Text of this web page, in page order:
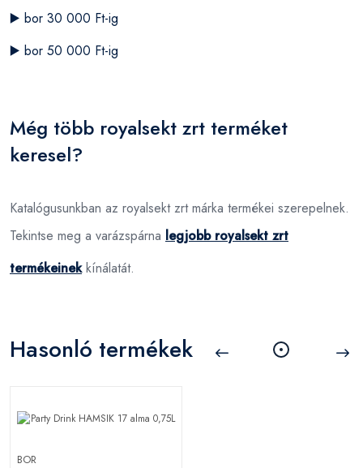
▶️ bor 30 000 Ft-ig
▶️ bor 50 000 Ft-ig
Még több royalsekt zrt terméket
keresel?
Katalógusunkban az royalsekt zrt márka termékei szerepelnek.
Tekintse meg a varázspárna legjobb royalsekt zrt
termékeinekkínálatát.
Hasonló termékek
BOR